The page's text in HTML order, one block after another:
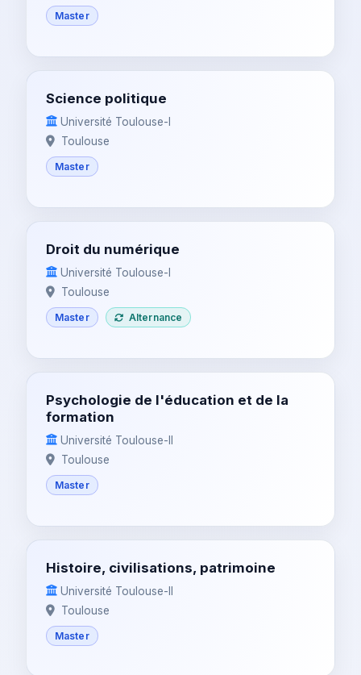
Master
Science politique
Université Toulouse-I
Toulouse
Master
Droit du numérique
Université Toulouse-I
Toulouse
Master Alternance
Psychologie de l'éducation et de la
formation
Université Toulouse-II
Toulouse
Master
Histoire, civilisations, patrimoine
Université Toulouse-II
Toulouse
Master